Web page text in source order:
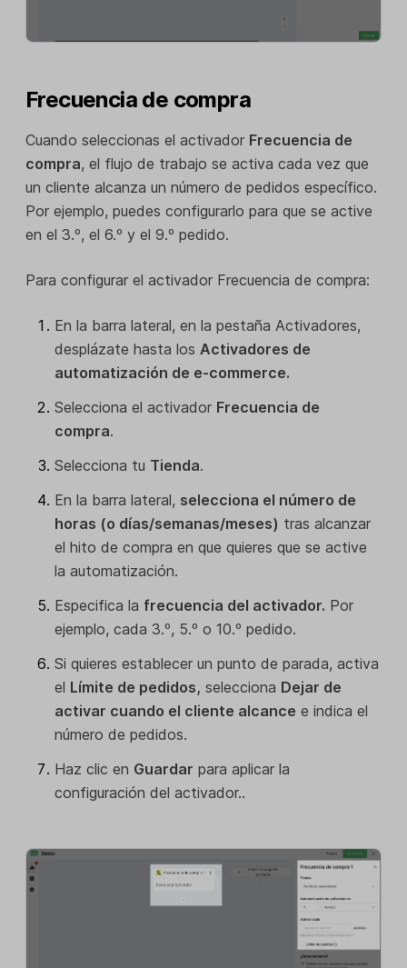
Frecuencia de compra
Cuando seleccionas el activador Frecuencia de
compra, el flujo de trabajo se activa cada vez que
un cliente alcanza un número de pedidos específico.
Por ejemplo, puedes configurarlo para que se active
en el 3.º, el 6.º y el 9.º pedido.
Para configurar el activador Frecuencia de compra:
En la barra lateral, en la pestaña Activadores,
desplázate hasta los Activadores de
automatización de e-commerce.
Selecciona el activador Frecuencia de
compra.
Selecciona tu Tienda.
En la barra lateral, selecciona el número de
horas (o días/semanas/meses) tras alcanzar
el hito de compra en que quieres que se active
la automatización.
Especifica la frecuencia del activador. Por
ejemplo, cada 3.º, 5.º o 10.º pedido.
Si quieres establecer un punto de parada, activa
el Límite de pedidos, selecciona Dejar de
activar cuando el cliente alcance e indica el
número de pedidos.
Haz clic en Guardar para aplicar la
configuración del activador..